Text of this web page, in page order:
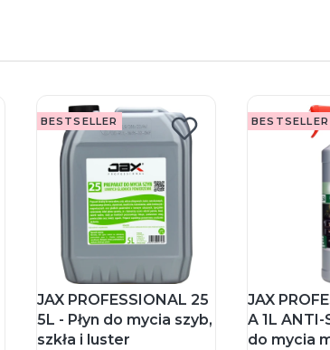
BESTSELLER
JAX PROFESSIONAL 25
5L - Płyn do mycia szyb,
szkła i luster
BESTSELLER
JAX
A 1L ANTI-
do mycia